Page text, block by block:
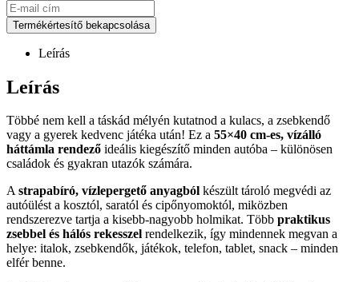
Termékértesítő bekapcsolása
Leírás
Leírás
Többé nem kell a táskád mélyén kutatnod a kulacs, a zsebkendő
vagy a gyerek kedvenc játéka után! Ez a 55×40 cm-es, vízálló
háttámla rendező ideális kiegészítő minden autóba – különösen
családok és gyakran utazók számára.
Astrapabíró, vízlepergető anyagból készült tároló megvédi az
autóülést a kosztól, saratól és cipőnyomoktól, miközben
rendszerezve tartja a kisebb-nagyobb holmikat. Több praktikus
zsebbel és hálós rekesszel rendelkezik, így mindennek megvan a
helye: italok, zsebkendők, játékok, telefon, tablet, snack – minden
elfér benne.